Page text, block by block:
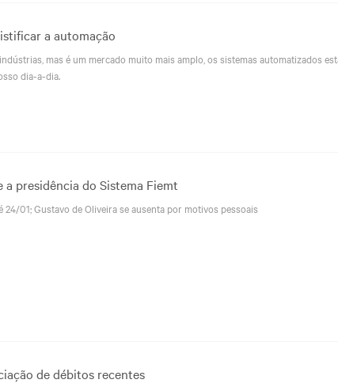
a automação
mas é um mercado muito mais amplo, os sistemas automatizados
dia-a-dia.
presidência do Sistema Fiemt
01; Gustavo de Oliveira se ausenta por motivos pessoais
de débitos recentes